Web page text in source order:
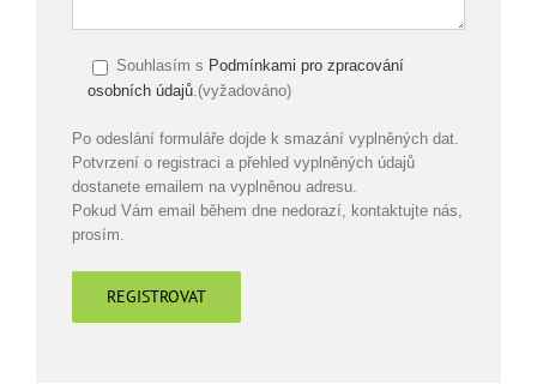
Souhlasím s Podmínkami pro zpracování
osobních údajů .(vyžadováno)
Po odeslání formuláře dojde k smazání vyplněných dat.
Potvrzení o registraci a přehled vyplněných údajů
dostanete emailem na vyplněnou adresu.
Pokud Vám email během dne nedorazí, kontaktujte nás,
prosím.